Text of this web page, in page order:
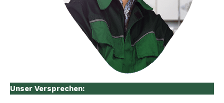
Unser Versprechen: